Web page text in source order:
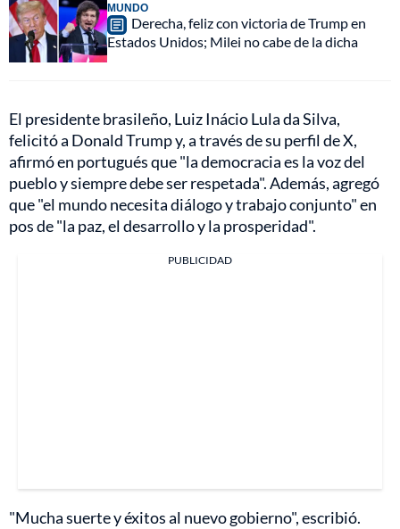
MUNDO
Derecha, feliz con victoria de Trump en
Estados Unidos; Milei no cabe de la dicha
El presidente brasileño, Luiz Inácio Lula da Silva,
felicitó a Donald Trump y, a través de su perfil de X,
afirmó en portugués que "la democracia es la voz del
pueblo y siempre debe ser respetada". Además, agregó
que "el mundo necesita diálogo y trabajo conjunto" en
pos de "la paz, el desarrollo y la prosperidad".
PUBLICIDAD
"Mucha suerte y éxitos al nuevo gobierno", escribió.